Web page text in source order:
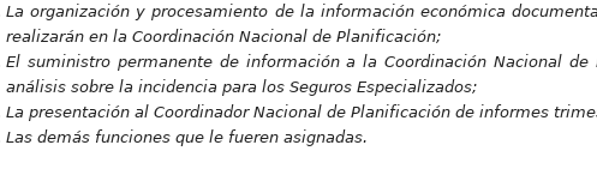
La organización y procesamiento de la información económica
realizarán en la Coordinación Nacional de Planificación;
El suministro permanente de información a la Coordinación Nacional
análisis sobre la incidencia para los Seguros Especializados;
La presentación al Coordinador Nacional de Planificación de informes
Las demás funciones que le fueren asignadas.